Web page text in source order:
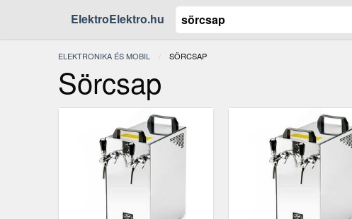
ElektroElektro.hu
ELEKTRONIKA ÉS MOBIL JELENLEGI:
SÖRCSAP
Sörcsap